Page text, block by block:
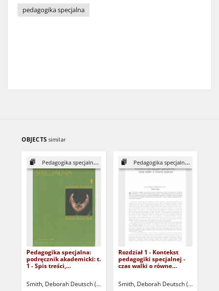
pedagogika specjalna
OBJECTS similar
Pedagogika specjalna: podręcznik akademicki 1
Pedagogika specjalna:
podręcznik akademicki: t.
1 - Spis treści,
Smith, Deborah Deutsch (1947- )
Firkowska-Mankiewicz, Anna (1941-
Pedagogika specjalna: podręcznik akademicki 1
Rozdział 1 - Kontekst
pedagogiki specjalnej -
czas walki o równe
tylko dla osób z
Smith, Deborah Deutsch (1947- )